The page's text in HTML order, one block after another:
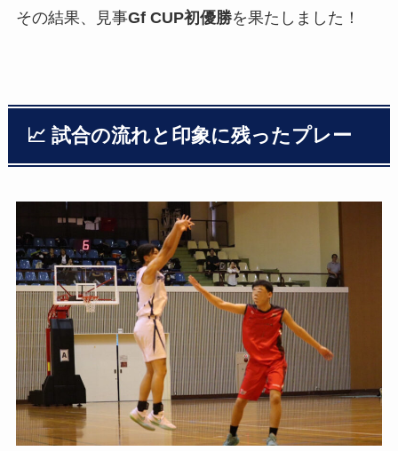
その結果、見事Gf CUP初優勝を果たしました！
📈 試合の流れと印象に残ったプレー